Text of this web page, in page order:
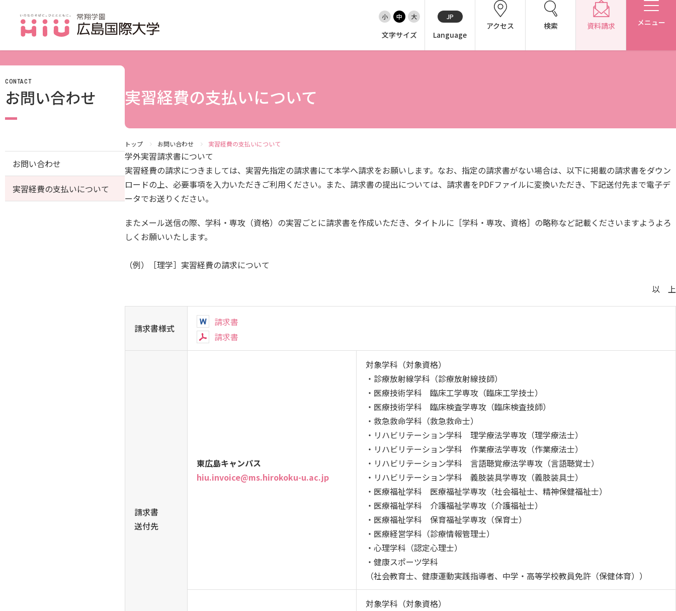
メニュー
受験生の方
卒業生の方
保護者の方
大学紹介
アドミッション・ポリシー（2027年度以降入学生）
ディプロマ・ポリシー（2024年度入学生）
ディプロマ・ポリシー（2020～2023年度入学生）
ディプロマ・ポリシー（2016～2019年度入学生）
ディプロマ・ポリシー（2015年度以前入学生）
大学院ディプロマ・ポリシー（2024年度入学生）
大学院ディプロマ・ポリシー（2021～2023年度入学生）
大学院ディプロマ・ポリシー（2020年度以前入学生）
別表第1・第2 様式第1・第2
東広島キャンパス
入学準備学習プログラム
情報端末の必携化について
感染予防にかかる抗体価検査について
ビジュランクラウド
広国IPEとは
広国IPEの授業について
広国IPE用語集
大学院・専攻科
国際交流
資料請求
検索
アクセス
Language
JP
JP（日本語）
文字サイズ
小 中 大
トップ お問い合わせ 実習経費の支払いについて
実習経費の支払いについて
学外実習請求書について
実習経費の請求につきましては、実習先指定の請求書にて本学へ請求をお願いします。なお、指定の請求書がない場合は、以下に掲載の請求書をダウン
ロードの上、必要事項を入力いただきご利用ください。また、請求書の提出については、請求書をPDFファイルに変換いただき、下記送付先まで電子デ
ータでお送りください。
またメール送信の際、学科・専攻（資格）の実習ごとに請求書を作成いただき、タイトルに［学科・専攻、資格］の略称など記載くださいますようよろ
しくお願いいたします。
（例）［理学］実習経費の請求について
以 上
請求書様式
請求書
請求書
請求書
送付先
東広島キャンパス
hiu.invoice@ms.hirokoku-u.ac.jp
対象学科（対象資格）
・診療放射線学科（診療放射線技師）
・医療技術学科 臨床工学専攻（臨床工学技士）
・医療技術学科 臨床検査学専攻（臨床検査技師）
・救急救命学科（救急救命士）
・リハビリテーション学科 理学療法学専攻（理学療法士）
・リハビリテーション学科 作業療法学専攻（作業療法士）
・リハビリテーション学科 言語聴覚療法学専攻（言語聴覚士）
・リハビリテーション学科 義肢装具学専攻（義肢装具士）
・医療福祉学科 医療福祉学専攻（社会福祉士、精神保健福祉士）
・医療福祉学科 介護福祉学専攻（介護福祉士）
・医療福祉学科 保育福祉学専攻（保育士）
・医療経営学科（診療情報管理士）
・心理学科（認定心理士）
・健康スポーツ学科
（社会教育士、健康運動実践指導者、中学・高等学校教員免許（保健体育））
対象学科（対象資格）
CONTACT
お問い合わせ
お問い合わせ
実習経費の支払いについて